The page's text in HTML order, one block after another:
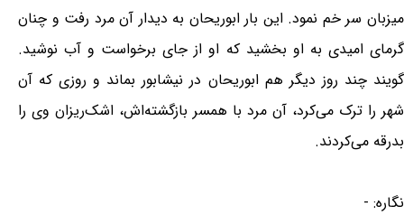
میزبان سر خم نمود. این بار ابوریحان به دیدار آن مرد رفت و چنان
گرمای امیدی به او بخشید که او از جای برخواست و آب نوشید.
گویند چند روز دیگر هم ابوریحان در نیشابور بماند و روزی که آن
شهر را ترک می‌کرد، آن مرد با همسر بازگشته‌اش، اشک‌ریزان وی را
بدرقه می‌کردند.
نگاره: -